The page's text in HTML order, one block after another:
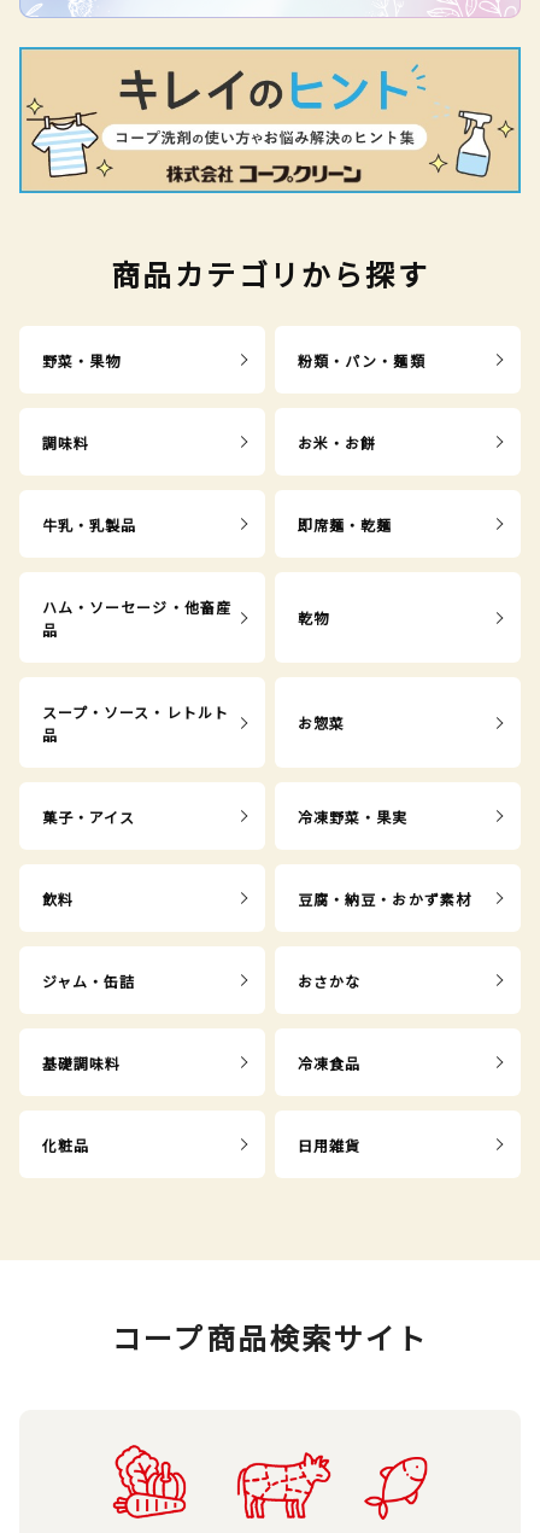
商品カテゴリから探す
野菜・果物 粉類・パン・麺類
調味料 お米・お餅
牛乳・乳製品 即席麺・乾麺
ハム・ソーセージ・他畜産
品
乾物
スープ・ソース・レトルト
品
お惣菜
菓子・アイス 冷凍野菜・果実
飲料 豆腐・納豆・おかず素材
ジャム・缶詰 おさかな
基礎調味料 冷凍食品
化粧品 日用雑貨
コープ商品検索サイト